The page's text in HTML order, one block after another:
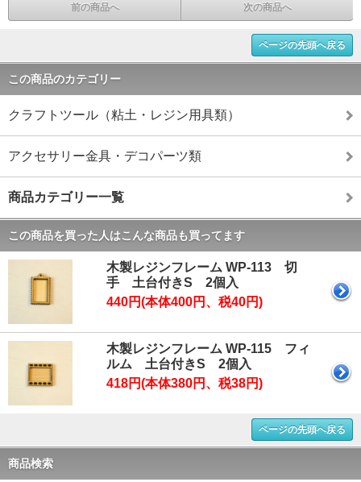
前の商品へ 次の商品へ
ページの先頭へ戻る
この商品のカテゴリー
クラフトツール（粘土・レジン用具類）
アクセサリー金具・デコパーツ類
商品カテゴリー一覧
この商品を買った人はこんな商品も買ってます
木製レジンフレーム WP-113 切
手 土台付きS 2個入
440円(本体400円、税40円)
木製レジンフレーム WP-115 フィ
ルム 土台付きS 2個入
418円(本体380円、税38円)
ページの先頭へ戻る
商品検索